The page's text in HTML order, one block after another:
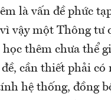
là vấn đề phức
vậy một Thông tư
thêm chưa thể
cần thiết phải có
hệ thống, đồng